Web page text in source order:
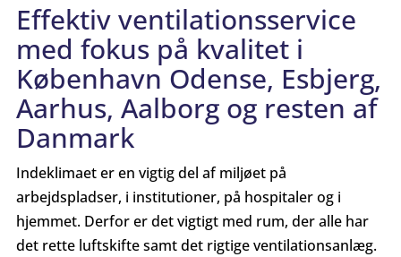
Effektiv ventilationsservice
med fokus på kvalitet i
København Odense, Esbjerg,
Aarhus, Aalborg og resten af
Danmark
Indeklimaet er en vigtig del af miljøet på
arbejdspladser, i institutioner, på hospitaler og i
hjemmet. Derfor er det vigtigt med rum, der alle har
det rette luftskifte samt det rigtige ventilationsanlæg.